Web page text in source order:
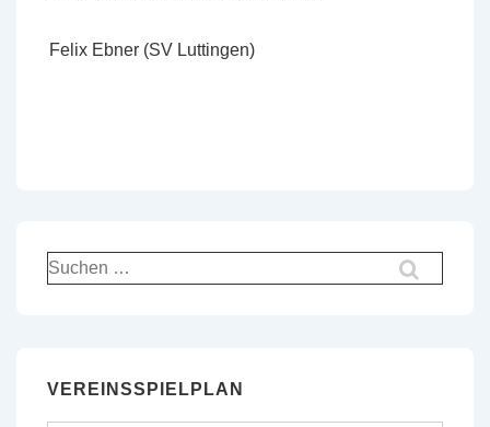
Felix Ebner (SV Luttingen)
Suchen
nach:
VEREINSSPIELPLAN